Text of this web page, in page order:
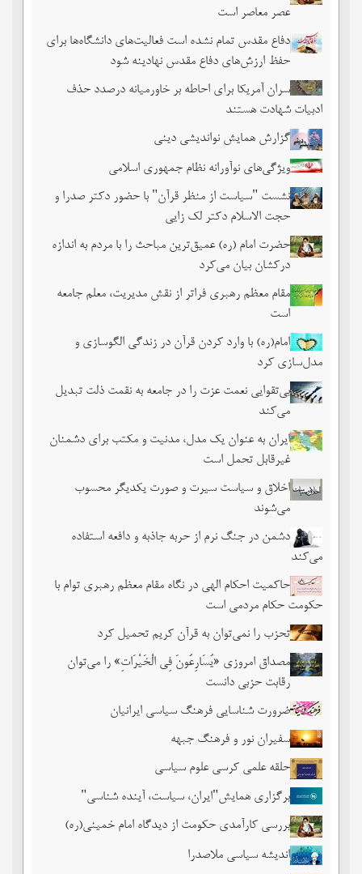
عصر معاصر است
دفاع مقدس تمام نشده است فعالیت‌های دانشگاه‌ها برای
حفظ ارزش‌های دفاع مقدس نهادینه شود
سران آمریکا برای احاطه بر خاورمیانه درصدد حذف
ادبیات شهادت هستند
گزارش همایش نواندیشی دینی
ویژگی‌های نوآورانه نظام جمهوری اسلامی
نشست‏ "سیاست از منظر قرآن" با حضور دکتر صدرا و
حجت الاسلام دکتر لک زایی
حضرت امام (ره) عمیق‌ترین مباحث را با مردم به اندازه
درکشان بیان می‌کرد
مقام معظم رهبری فراتر از نقش مدیریت، معلم جامعه
است
امام(ره) با وارد کردن قرآن در زندگی الگوسازی و
مدل‌سازی کرد
بی‌تقوایی نعمت عزت را در جامعه به نقمت ذلت تبدیل
می‌کند
ایران به عنوان یک مدل، مدنیت و مکتب برای دشمنان
غیرقابل تحمل است
اخلاق و سیاست سیرت و صورت یکدیگر محسوب
می‌شوند
دشمن در جنگ نرم از حربه جاذبه و دافعه استفاده
می‌کند
حاکمیت احکام الهی در نگاه مقام معظم رهبری توام با
حکومت حکام مردمی است
تحزب را نمی‌توان به قرآن کریم تحمیل کرد
مصداق امروزی «یُسَارِعُونَ فِی الْخَیْرَاتِ» را می‌توان
رقابت حزبی دانست
ضرورت شناسایی فرهنگ سیاسی ایرانیان
سفیران نور و فرهنگ جبهه
حلقه علمی کرسی علوم سیاسی
برگزاری همایش"ایران، سیاست، آینده شناسی"
بررسی کارآمدی حکومت از دیدگاه امام خمینی(ره)
اندیشه سیاسی ملاصدرا